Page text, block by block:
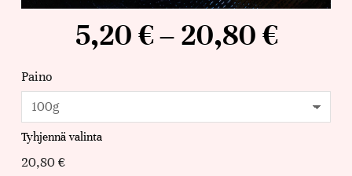
5,20€– 20,80€
Paino
Tyhjennä valinta
20,80€